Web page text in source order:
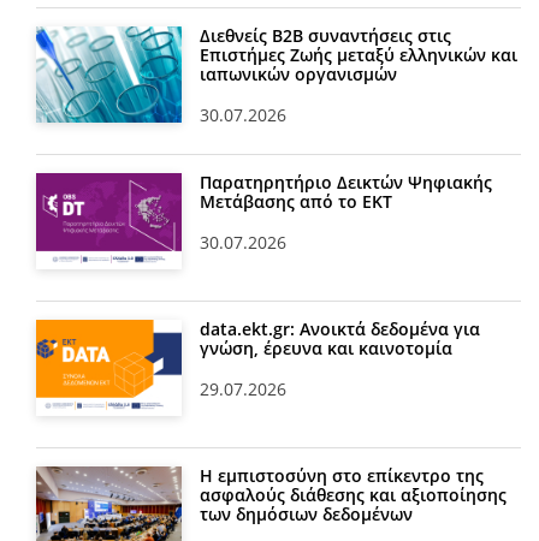
Διεθνείς Β2Β συναντήσεις στις
Επιστήμες Ζωής μεταξύ ελληνικών και
ιαπωνικών οργανισμών
30.07.2026
Παρατηρητήριο Δεικτών Ψηφιακής
Μετάβασης από το ΕΚΤ
30.07.2026
data.ekt.gr: Ανοικτά δεδομένα για
γνώση, έρευνα και καινοτομία
29.07.2026
Η εμπιστοσύνη στο επίκεντρο της
ασφαλούς διάθεσης και αξιοποίησης
των δημόσιων δεδομένων